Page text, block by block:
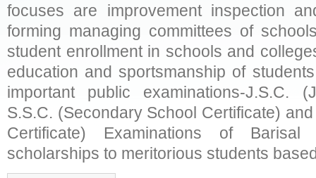
focuses are improvement inspection
forming managing committees of
student enrollment in schools and
education and sportsmanship of
important public examinations-J.S.C.
S.S.C. (Secondary School Certificate)
Certificate) Examinations of
scholarships to meritorious students